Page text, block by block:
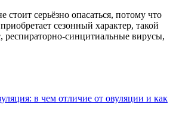
стоит серьёзно опасаться, потому что
сезонный характер, такой
респираторно-синцитиальные вирусы,
в чем отличие от овуляции и как